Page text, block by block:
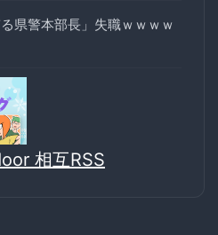
県警本部長」失職ｗｗｗｗ
相互RSS